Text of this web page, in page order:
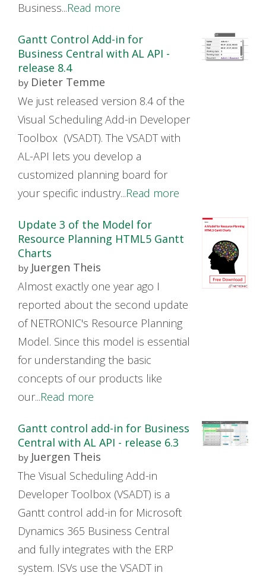
Business...Read more
Gantt Control Add-in for
Business Central with AL API -
release 8.4
by Dieter Temme
We just released version 8.4 of the
Visual Scheduling Add-in Developer
Toolbox (VSADT). The VSADT with
AL-API lets you develop a
customized planning board for
your specific industry...Read more
Update 3 of the Model for
Resource Planning HTML5 Gantt
Charts
by Juergen Theis
Almost exactly one year ago I
reported about the second update
of NETRONIC's Resource Planning
Model. Since this model is essential
for understanding the basic
concepts of our products like
our...Read more
Gantt control add-in for Business
Central with AL API - release 6.3
by Juergen Theis
The Visual Scheduling Add-in
Developer Toolbox (VSADT) is a
Gantt control add-in for Microsoft
Dynamics 365 Business Central
and fully integrates with the ERP
system. ISVs use the VSADT in